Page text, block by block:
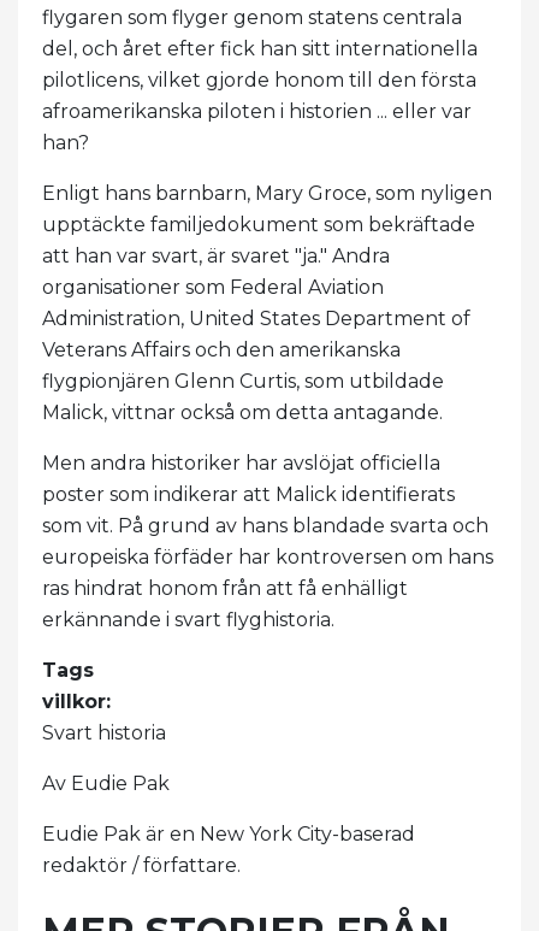
flygaren som flyger genom statens centrala
del, och året efter fick han sitt internationella
pilotlicens, vilket gjorde honom till den första
afroamerikanska piloten i historien ... eller var
han?
Enligt hans barnbarn, Mary Groce, som nyligen
upptäckte familjedokument som bekräftade
att han var svart, är svaret "ja." Andra
organisationer som Federal Aviation
Administration, United States Department of
Veterans Affairs och den amerikanska
flygpionjären Glenn Curtis, som utbildade
Malick, vittnar också om detta antagande.
Men andra historiker har avslöjat officiella
poster som indikerar att Malick identifierats
som vit. På grund av hans blandade svarta och
europeiska förfäder har kontroversen om hans
ras hindrat honom från att få enhälligt
erkännande i svart flyghistoria.
Tags
villkor:
Svart historia
Av Eudie Pak
Eudie Pak är en New York City-baserad
redaktör / författare.